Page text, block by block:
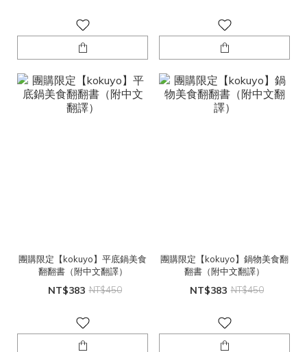
團購限定【kokuyo】平底鍋美食
翻翻書（附中文翻譯）
NT$383 NT$450
團購限定【kokuyo】鍋物美食翻
翻書（附中文翻譯）
NT$383 NT$450